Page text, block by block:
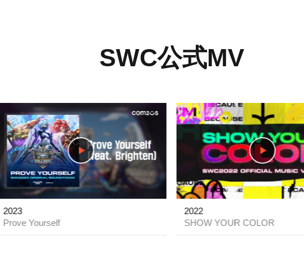
SWC公式MV
2023
Prove Yourself
play
2022
SHOW YOUR COLOR